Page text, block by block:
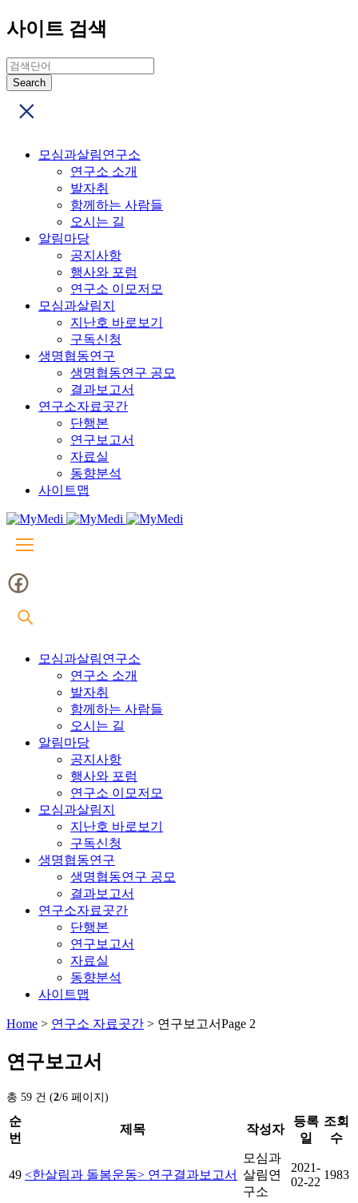
사이트 검색
모심과살림연구소
연구소 소개
발자취
함께하는 사람들
오시는 길
알림마당
공지사항
행사와 포럼
연구소 이모저모
모심과살림지
지난호 바로보기
구독신청
생명협동연구
생명협동연구 공모
결과보고서
연구소자료곳간
단행본
연구보고서
자료실
동향분석
사이트맵
모심과살림연구소
연구소 소개
발자취
함께하는 사람들
오시는 길
알림마당
공지사항
행사와 포럼
연구소 이모저모
모심과살림지
지난호 바로보기
구독신청
생명협동연구
생명협동연구 공모
결과보고서
연구소자료곳간
단행본
연구보고서
자료실
동향분석
사이트맵
Home > 연구소 자료곳간 > 연구보고서Page 2
연구보고서
총 59 건 (2/6 페이지)
순
번
제목 작성자
등록
일
조회
수
49 <한살림과 돌봄운동> 연구결과보고서
모심과
살림연
구소
2021-
02-22
1983